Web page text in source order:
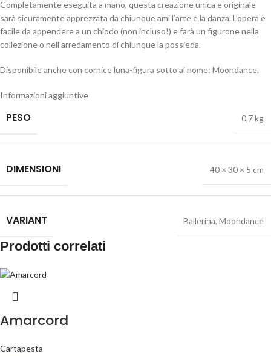
Completamente eseguita a mano, questa creazione unica e originale
sarà sicuramente apprezzata da chiunque ami l’arte e la danza. L’opera è
facile da appendere a un chiodo (non incluso!) e farà un figurone nella
collezione o nell’arredamento di chiunque la possieda.
Disponibile anche con cornice luna-figura sotto al nome: Moondance.
Informazioni aggiuntive
PESO 0,7 kg
DIMENSIONI 40 × 30 × 5 cm
VARIANT Ballerina, Moondance
Prodotti correlati
Amarcord
Cartapesta